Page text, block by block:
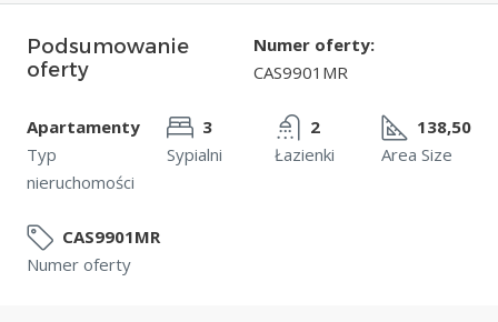
Podsumowanie
oferty
Numer oferty:
CAS9901MR
Apartamenty
Typ
nieruchomości
3
Sypialni
2
Łazienki
138,50
Area Size
CAS9901MR
Numer oferty